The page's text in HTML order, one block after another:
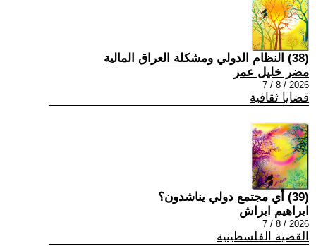
(38) النظام الدولي ومشكلة العراق المالية
مضر خليل عمر
2026 / 8 / 7
قضايا ثقافية
(39) أي مجتمع دولي يناشدون؟
ابراهيم ابراش
2026 / 8 / 7
القضية الفلسطينية